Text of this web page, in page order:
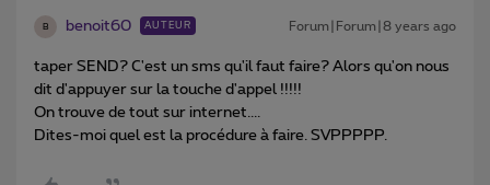
B benoit60 AUTEUR Forum|Forum|8 years ago
taper SEND? C'est un sms qu'il faut faire? Alors qu'on nous
dit d'appuyer sur la touche d'appel !!!!!
On trouve de tout sur internet....
Dites-moi quel est la procédure à faire. SVPPPPP.